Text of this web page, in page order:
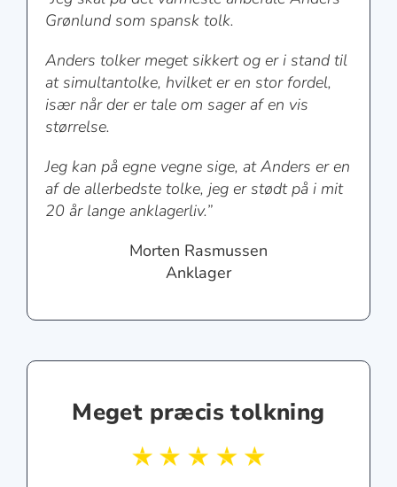
Grønlund som spansk tolk.
Anders tolker meget sikkert og er i stand til
at simultantolke, hvilket er en stor fordel,
især når der er tale om sager af en vis
størrelse.
Jeg kan på egne vegne sige, at Anders er en
af de allerbedste tolke, jeg er stødt på i mit
20 år lange anklagerliv.”
Morten Rasmussen
Anklager
Meget præcis tolkning